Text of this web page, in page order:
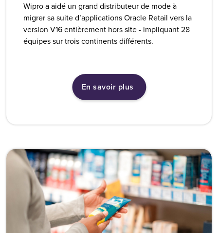
Wipro a aidé un grand distributeur de mode à
migrer sa suite d’applications Oracle Retail vers la
version V16 entièrement hors site - impliquant 28
équipes sur trois continents différents.
En savoir plus